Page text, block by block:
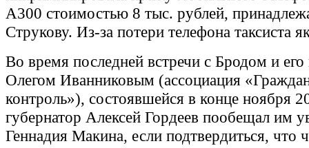
А300 стоимостью 8 тыс. рублей,
Струкову. Из-за потери телефона таксиста
Во время последней встречи с Бродом и его
Олегом Иванниковым (ассоциация
контроль»), состоявшейся в конце ноября
губернатор Алексей Гордеев пообещал им
Геннадия Макина, если подтвердиться, что